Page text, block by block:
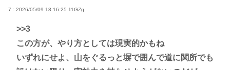
7 : 2026/05/09 18:16:25 11GZg
>>3
この方が、やり方としては現実的かもね
いずれにせよ、山をぐるっと塀で囲んで道に関所でも